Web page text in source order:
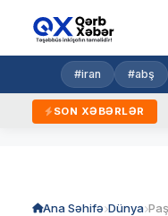
#iran #abş
SON XƏBƏRLƏR
qaydalar Ukrayna
Ana Səhifə Dünya